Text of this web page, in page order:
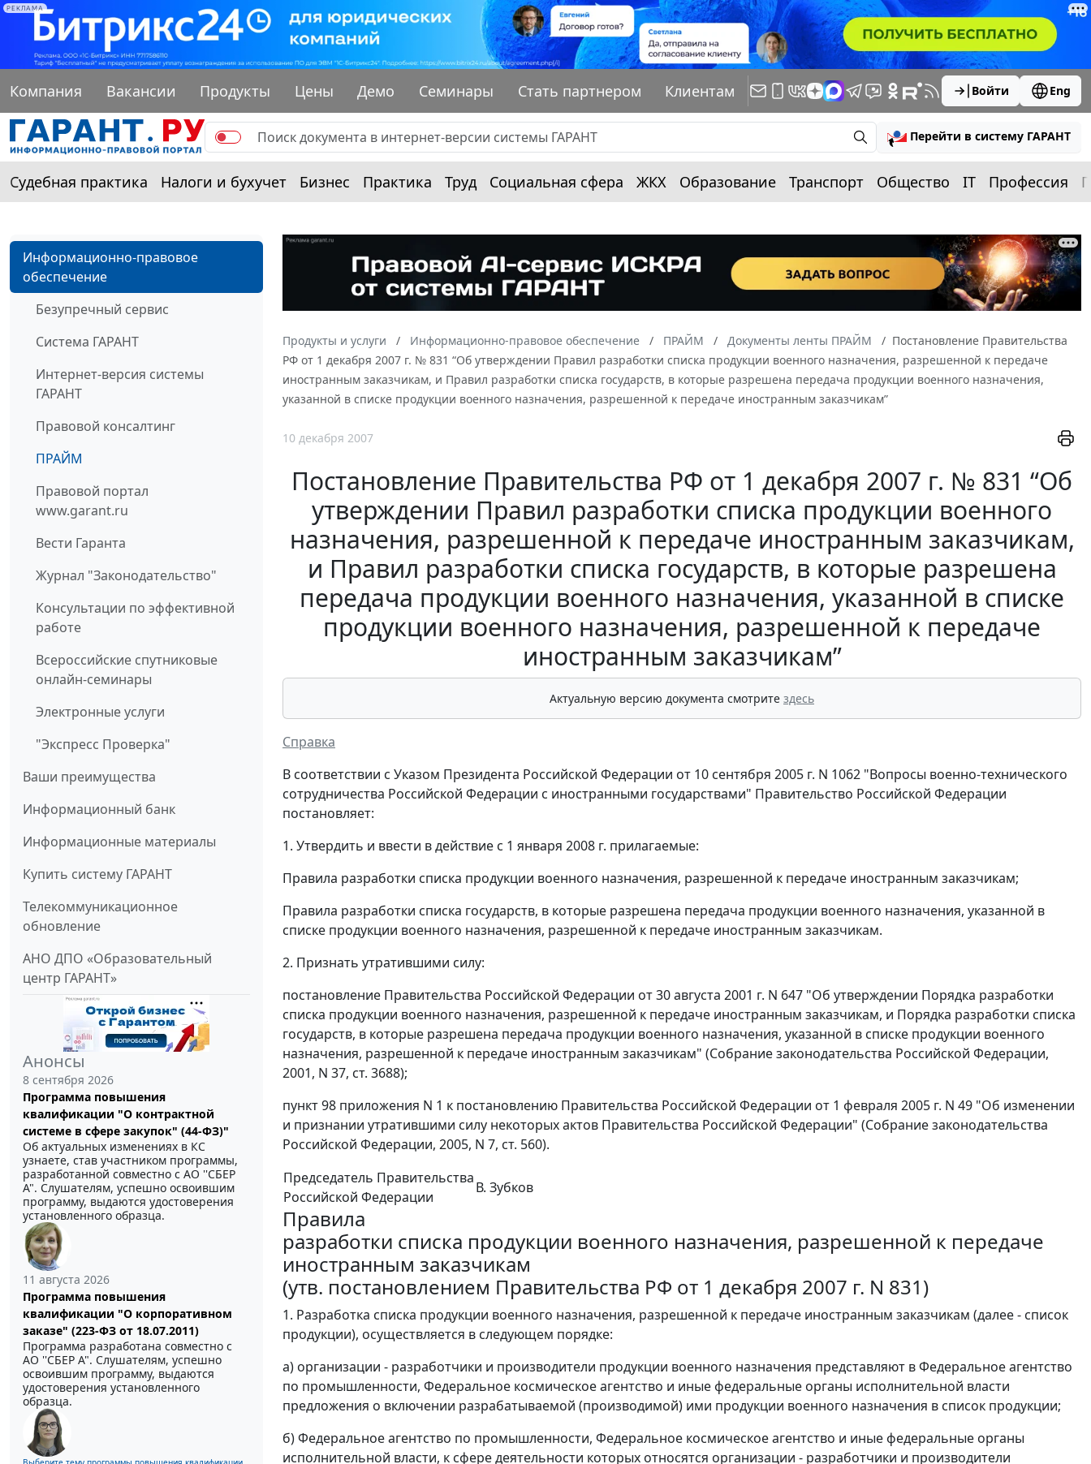
РЕКЛАМА
Компания Вакансии Продукты Цены Демо Семинары Стать партнером Клиентам Войти Eng
Перейти в систему ГАРАНТ
Судебная практика Налоги и бухучет Бизнес Практика Труд Социальная сфера ЖКХ Образование Транспорт Общество IT Профессия
Информационно-правовое
обеспечение
Безупречный сервис
Система ГАРАНТ
Интернет-версия системы
ГАРАНТ
Правовой консалтинг
ПРАЙМ
Правовой портал
www.garant.ru
Вести Гаранта
Журнал "Законодательство"
Консультации по эффективной
работе
Всероссийские спутниковые
онлайн-семинары
Электронные услуги
"Экспресс Проверка"
Ваши преимущества
Информационный банк
Информационные материалы
Купить систему ГАРАНТ
Телекоммуникационное
обновление
АНО ДПО «Образовательный
центр ГАРАНТ»
Анонсы
8 сентября 2026
Программа повышения
квалификации "О контрактной
системе в сфере закупок" (44-ФЗ)"
Об актуальных изменениях в КС
узнаете, став участником программы,
разработанной совместно с АО ''СБЕР
А". Слушателям, успешно освоившим
программу, выдаются удостоверения
установленного образца.
11 августа 2026
Программа повышения
квалификации "О корпоративном
заказе" (223-ФЗ от 18.07.2011)
Программа разработана совместно с
АО ''СБЕР А". Слушателям, успешно
освоившим программу, выдаются
удостоверения установленного
образца.
Продукты и услуги Информационно-правовое обеспечение ПРАЙМ Документы ленты ПРАЙМ
Постановление Правительства
РФ от 1 декабря 2007 г. № 831 “Об утверждении Правил разработки списка продукции военного назначения, разрешенной к передаче
иностранным заказчикам, и Правил разработки списка государств, в которые разрешена передача продукции военного назначения,
указанной в списке продукции военного назначения, разрешенной к передаче иностранным заказчикам”
10 декабря 2007
Постановление Правительства РФ от 1 декабря 2007 г. № 831 “Об
утверждении Правил разработки списка продукции военного
назначения, разрешенной к передаче иностранным заказчикам,
и Правил разработки списка государств, в которые разрешена
передача продукции военного назначения, указанной в списке
продукции военного назначения, разрешенной к передаче
иностранным заказчикам”
Актуальную версию документа смотрите здесь
Справка
В соответствии с Указом Президента Российской Федерации от 10 сентября 2005 г. N 1062 "Вопросы военно-технического
сотрудничества Российской Федерации с иностранными государствами" Правительство Российской Федерации
постановляет:
1. Утвердить и ввести в действие с 1 января 2008 г. прилагаемые:
Правила разработки списка продукции военного назначения, разрешенной к передаче иностранным заказчикам;
Правила разработки списка государств, в которые разрешена передача продукции военного назначения, указанной в
списке продукции военного назначения, разрешенной к передаче иностранным заказчикам.
2. Признать утратившими силу:
постановление Правительства Российской Федерации от 30 августа 2001 г. N 647 "Об утверждении Порядка разработки
списка продукции военного назначения, разрешенной к передаче иностранным заказчикам, и Порядка разработки списка
государств, в которые разрешена передача продукции военного назначения, указанной в списке продукции военного
назначения, разрешенной к передаче иностранным заказчикам" (Собрание законодательства Российской Федерации,
2001, N 37, ст. 3688);
пункт 98 приложения N 1 к постановлению Правительства Российской Федерации от 1 февраля 2005 г. N 49 "Об изменении
и признании утратившими силу некоторых актов Правительства Российской Федерации" (Собрание законодательства
Российской Федерации, 2005, N 7, ст. 560).
Председатель Правительства
Российской Федерации
В. Зубков
Правила
разработки списка продукции военного назначения, разрешенной к передаче
иностранным заказчикам
(утв. постановлением Правительства РФ от 1 декабря 2007 г. N 831)
1. Разработка списка продукции военного назначения, разрешенной к передаче иностранным заказчикам (далее - список
продукции), осуществляется в следующем порядке:
а) организации - разработчики и производители продукции военного назначения представляют в Федеральное агентство
по промышленности, Федеральное космическое агентство и иные федеральные органы исполнительной власти
предложения о включении разрабатываемой (производимой) ими продукции военного назначения в список продукции;
б) Федеральное агентство по промышленности, Федеральное космическое агентство и иные федеральные органы
исполнительной власти, к сфере деятельности которых относятся организации - разработчики и производители